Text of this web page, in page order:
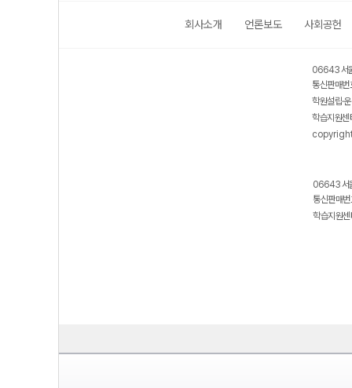
회사소개 언론보도 사회공헌
06643 서
통신판매
학원설립·
학습지원
06643 서
통신판매
학습지원